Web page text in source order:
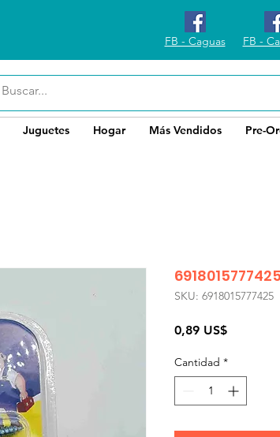
FB - Caguas FB -
Juguetes Hogar Más Vendidos Pre-
6918015777425
SKU: 6918015777425
0,89 US$Precio
Cantidad *